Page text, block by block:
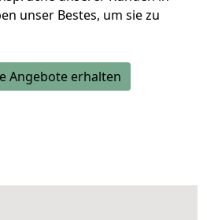
unser Bestes, um sie zu
Angebote erhalten